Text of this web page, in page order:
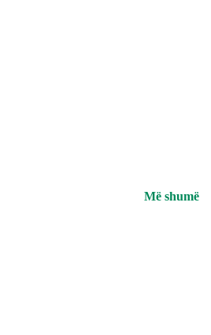
Më shumë